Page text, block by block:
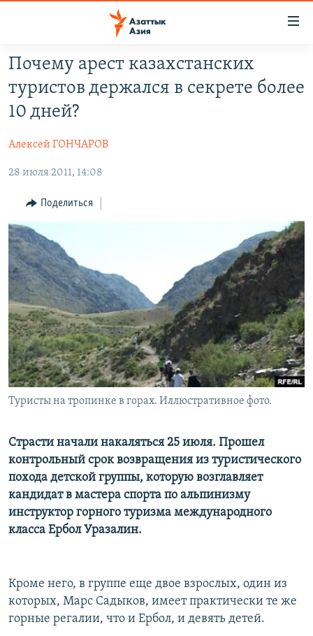
Вернуться
основному
содержанию
навигации
Вернутся
поиску
ЦЕНТРАЛЬНАЯ АЗИЯ
КАЗАХСТАН
УЗБЕКИСТАН
ТАДЖИКИСТАН
НОВОСТИ
НА ДРУГИХ ЯЗЫКАХ
ҚАЗАҚША
КЫРГЫЗЧА
ЎЗБЕКЧА
ТОҶИКӢ
TÜRKMENÇE
Все сайты РСЕ/РС
Почему арест казахстанских
туристов держался в секрете более
10 дней?
Алексей ГОНЧАРОВ
28 июля 2011, 14:08
Поделиться
Туристы на тропинке в горах. Иллюстративное фото.
Страсти начали накаляться 25 июля. Прошел
контрольный срок возвращения из туристического
похода детской группы, которую возглавляет
кандидат в мастера спорта по альпинизму
инструктор горного туризма международного
класса Ербол Уразалин.
Кроме него, в группе еще двое взрослых, один из
которых, Марс Садыков, имеет практически те же
горные регалии, что и Ербол, и девять детей.